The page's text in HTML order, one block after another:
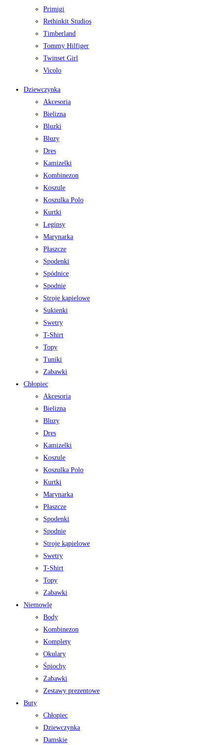
Primigi
Rethinkit Studios
Timberland
Tommy Hilfiger
Twinset Girl
Vicolo
Dziewczynka
Akcesoria
Bielizna
Bluzki
Bluzy
Dres
Kamizelki
Kombinezon
Koszule
Koszulka Polo
Kurtki
Leginsy
Marynarka
Płaszcze
Spodenki
Spódnice
Spodnie
Stroje kąpielowe
Sukienki
Swetry
T-Shirt
Topy
Tuniki
Zabawki
Chłopiec
Akcesoria
Bielizna
Bluzy
Dres
Kamizelki
Koszule
Koszulka Polo
Kurtki
Marynarka
Płaszcze
Spodenki
Spodnie
Stroje kąpielowe
Swetry
T-Shirt
Topy
Zabawki
Niemowlę
Body
Kombinezon
Komplety
Okulary
Śpiochy
Zabawki
Zestawy prezentowe
Buty
Chłopiec
Dziewczynka
Damskie